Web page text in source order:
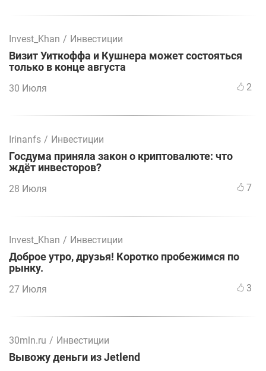
Invest_Khan / Инвестиции
Визит Уиткоффа и Кушнера может состояться
только в конце августа
30 Июля 2
Irinanfs / Инвестиции
Госдума приняла закон о криптовалюте: что
ждёт инвесторов?
28 Июля 7
Invest_Khan / Инвестиции
Доброе утро, друзья! Коротко пробежимся по
рынку.
27 Июля 3
30mln.ru / Инвестиции
Вывожу деньги из Jetlend